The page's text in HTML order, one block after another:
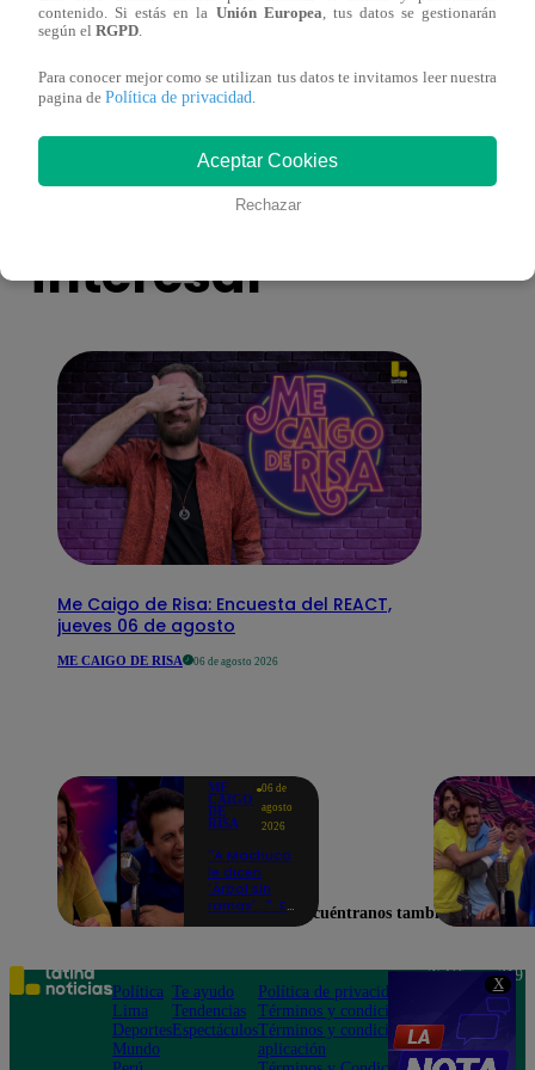
X
‘Chijaukay de berenjena’
También te puede
interesar
Me Caigo de Risa: Encuesta del REACT,
jueves 06 de agosto
ME CAIGO DE RISA 06 de agosto 2026
ME
CAIGO
DE
RISA
06 de
agosto
2026
"A Machuca
le dicen
'Árbol sin
ramas'...": El
hizo
explotar de
risa a todos
contenido. Si estás en la Unión Europea, tus datos se gestionarán
según el RGPD.
Para conocer mejor como se utilizan tus datos te invitamos leer nuestra
pagina de Política de privacidad.
Aceptar Cookies
Rechazar
Encuéntranos también en
Política
Lima
Deportes
Mundo
Te ayudo
Tendencias
Espectáculos
Política de privacidad
Términos y condiciones
Términos y condiciones
aplicación
Teléfono: 219
Av. San
Felipe 968
Jesús María